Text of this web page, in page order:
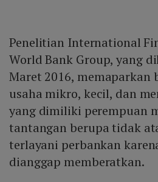
Penelitian International
World Bank Group, yang
Maret 2016, memaparkan
usaha mikro, kecil, dan
yang dimiliki perempuan
tantangan berupa tidak
terlayani perbankan
dianggap memberatkan.